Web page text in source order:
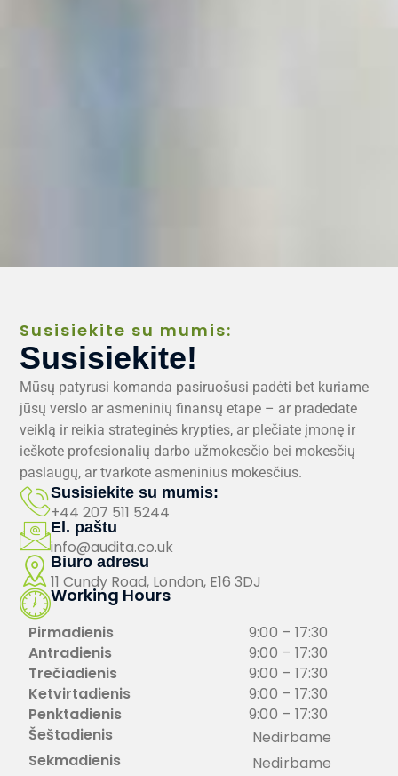
Susisiekite su mumis:
Susisiekite!
Mūsų patyrusi komanda pasiruošusi padėti bet kuriame
jūsų verslo ar asmeninių finansų etape – ar pradedate
veiklą ir reikia strateginės krypties, ar plečiate įmonę ir
ieškote profesionalių darbo užmokesčio bei mokesčių
paslaugų, ar tvarkote asmeninius mokesčius.
Susisiekite su mumis:
+44 207 511 5244
El. paštu
info@audita.co.uk
Biuro adresu
11 Cundy Road, London, E16 3DJ
Working Hours
Pirmadienis 9:00 – 17:30
Antradienis
9:00 – 17:30
Trečiadienis
9:00 – 17:30
Ketvirtadienis
9:00 – 17:30
Penktadienis
9:00 – 17:30
Šeštadienis
Nedirbame
Sekmadienis
Nedirbame